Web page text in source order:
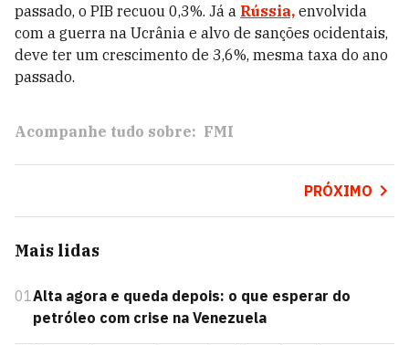
passado, o PIB recuou 0,3%. Já a Rússia, envolvida
com a guerra na Ucrânia e alvo de sanções ocidentais,
deve ter um crescimento de 3,6%, mesma taxa do ano
passado.
Acompanhe tudo sobre: FMI
PRÓXIMO
Mais lidas
01Alta agora e queda depois: o que esperar do
petróleo com crise na Venezuela